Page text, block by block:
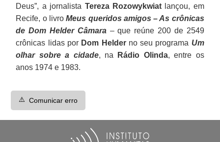
Deus”, a jornalista Tereza Rozowykwiatlançou, em
Recife, o livroMeus queridos amigos – As crônicas
de Dom Helder Câmara – que reúne 200 de 2549
crônicas lidas por Dom Helderno seu programa Um
olhar sobre a cidade, na Rádio Olinda, entre os
anos 1974 e 1983.
⚠️ Comunicar erro